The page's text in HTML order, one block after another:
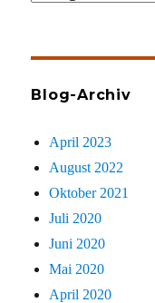
Blog-Archiv
April 2023
August 2022
Oktober 2021
Juli 2020
Juni 2020
Mai 2020
April 2020